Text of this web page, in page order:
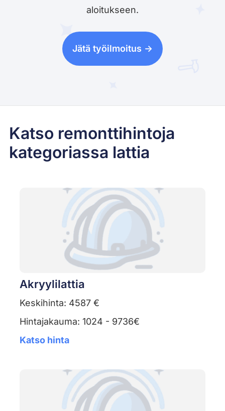
aloitukseen.
Jätä työilmoitus ->
Katso remonttihintoja
kategoriassa lattia
Akryylilattia
Keskihinta: 4587 €
Hintajakauma: 1024 - 9736€
Katso hinta